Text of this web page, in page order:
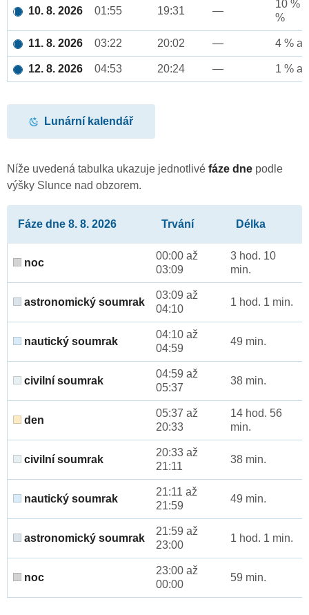
10. 8. 2026 01:55 19:31 —
10 %
%
11. 8. 2026 03:22 20:02 — 4 %
12. 8. 2026 04:53 20:24 — 1 %
Lunární kalendář
Níže uvedená tabulka ukazuje jednotlivé fáze dne podle
výšky Slunce nad obzorem.
Fáze dne 8. 8. 2026 Trvání Délka
noc
00:00 až
03:09
3 hod. 10
min.
astronomický soumrak
03:09 až
04:10
1 hod. 1 min.
nautický soumrak
04:10 až
04:59
49 min.
civilní soumrak
04:59 až
05:37
38 min.
den
05:37 až
20:33
14 hod. 56
min.
civilní soumrak
20:33 až
21:11
38 min.
nautický soumrak
21:11 až
21:59
49 min.
astronomický soumrak
21:59 až
23:00
1 hod. 1 min.
noc
23:00 až
00:00
59 min.